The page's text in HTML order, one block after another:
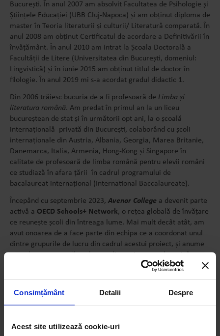
Consimțământ Detalii Despre
Acest site utilizează cookie-uri
București. În anul 2007 am absolvit Facultatea de Psihologie și
Științele Educației (UBB Cluj-Napoca) și am obținut diploma de
master în Teoria literaturii și culturii/ Literatură comparată. În
anul 2008 am obținut Certificatul de acordare a Definitivării în
învățământ. În anul 2010 am intrat la Școala Doctorală a
Facultății de Litere (Universitatea din București, domeniul:
Lingvistică) și în iunie 2015 am obținut titlul de doctor în
filologie. În anul 2019 mi s-a acordat gradul didactic 1.
Din 2006 trăiesc bucuria de a fi profesoară de Limba și
literatura română. Am predat în primul an la un liceu
bucureștean de stat și în următorii opt ani, la o școală
internațională privată din București, colaborând cu școli
internaționale din Austria, Albania, Georgia, Marea Britanie,
Danemarca, Italia, Armenia, Hong-Kong și Singapore în
calitate de profesoară de limba română pentru elevii români
ce studiază în afara țării în cadrul programului de
bacalaureat internațional (International Baccalaureate).
Începând cu septembrie 2023, Avenor College a devenit parte
activă a OECD Schools+ Network, o rețea globală de învățare
ce reunește școli din întreaga lume. Mai mult decât atât, am
avut onoarea de a face parte din echipa ce a coordonat unul
dintre grupurile de lucru din cadrul acestui proiect, și anume
grupul ce s-a axat să exploreze dimensiunea pedagogică a
implicării cognitive din taxonomia OECD. Prin intermediul
aprofundată a modului în care cunoștințele științifice se
excelența în educație la nivel global.